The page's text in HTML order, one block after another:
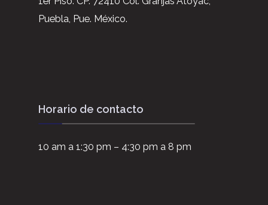
Puebla, Pue. México.
Horario de contacto
10 am a 1:30 pm – 4:30 pm a 8 pm